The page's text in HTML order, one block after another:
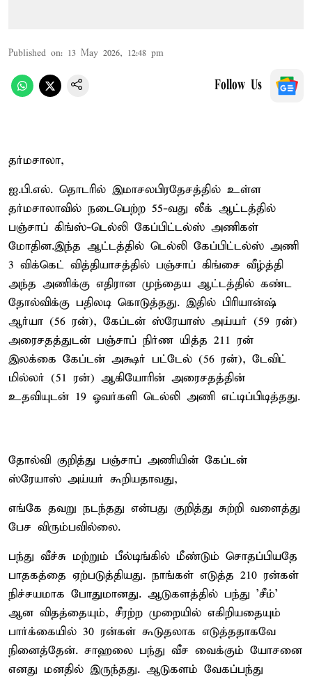
Published on: 13 May 2026, 12:48 pm
Follow Us
தர்மசாலா,
ஐ.பி.எல். தொடரில் இமாசலபிரதேசத்தில் உள்ள
தர்மசாலாவில் நடைபெற்ற 55-வது லீக் ஆட்டத்தில்
பஞ்சாப் கிங்ஸ்-டெல்லி கேப்பிட்டல்ஸ் அணிகள்
மோதின.இந்த ஆட்டத்தில் டெல்லி கேப்பிட்டல்ஸ் அணி
3 விக்கெட் வித்தியாசத்தில் பஞ்சாப் கிங்சை வீழ்த்தி
அந்த அணிக்கு எதிரான முந்தைய ஆட்டத்தில் கண்ட
தோல்விக்கு பதிலடி கொடுத்தது. இதில் பிரியான்ஷ்
ஆர்யா (56 ரன்), கேப்டன் ஸ்ரேயாஸ் அய்யர் (59 ரன்)
அரைசதத்துடன் பஞ்சாப் நிர்ண யித்த 211 ரன்
இலக்கை கேப்டன் அக்ஷர் பட்டேல் (56 ரன்), டேவிட்
மில்லர் (51 ரன்) ஆகியோரின் அரைசதத்தின்
உதவியுடன் 19 ஓவர்களி டெல்லி அணி எட்டிப்பிடித்தது.
தோல்வி குறித்து பஞ்சாப் அணியின் கேப்டன்
ஸ்ரேயாஸ் அய்யர் கூறியதாவது,
எங்கே தவறு நடந்தது என்பது குறித்து சுற்றி வளைத்து
பேச விரும்பவில்லை.
பந்து வீச்சு மற்றும் பீல்டிங்கில் மீண்டும் சொதப்பியதே
பாதகத்தை ஏற்படுத்தியது. நாங்கள் எடுத்த 210 ரன்கள்
நிச்சயமாக போதுமானது. ஆடுகளத்தில் பந்து 'சீம்'
ஆன விதத்தையும், சீரற்ற முறையில் எகிறியதையும்
பார்க்கையில் 30 ரன்கள் கூடுதலாக எடுத்ததாகவே
நினைத்தேன். சாஹலை பந்து வீச வைக்கும் யோசனை
எனது மனதில் இருந்தது. ஆடுகளம் வேகப்பந்து